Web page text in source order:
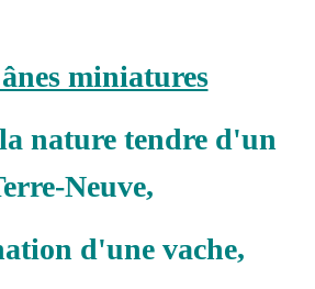
miniatures
nature tendre d'un
Neuve,
d'une vache,